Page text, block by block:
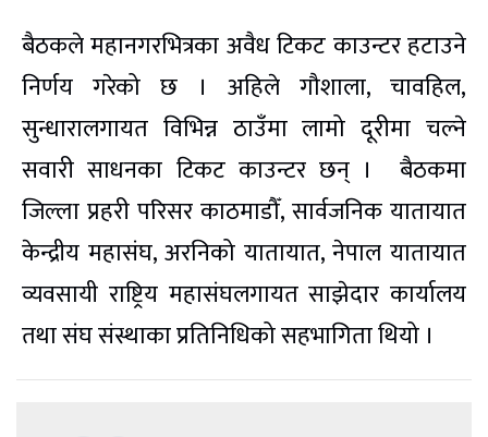
बैठकले महानगरभित्रका अवैध टिकट काउन्टर हटाउने
निर्णय गरेको छ । अहिले गौशाला, चावहिल,
सुन्धारालगायत विभिन्न ठाउँमा लामो दूरीमा चल्ने
सवारी साधनका टिकट काउन्टर छन् । बैठकमा
जिल्ला प्रहरी परिसर काठमाडौँ, सार्वजनिक यातायात
केन्द्रीय महासंघ, अरनिको यातायात, नेपाल यातायात
व्यवसायी राष्ट्रिय महासंघलगायत साझेदार कार्यालय
तथा संघ संस्थाका प्रतिनिधिको सहभागिता थियो ।